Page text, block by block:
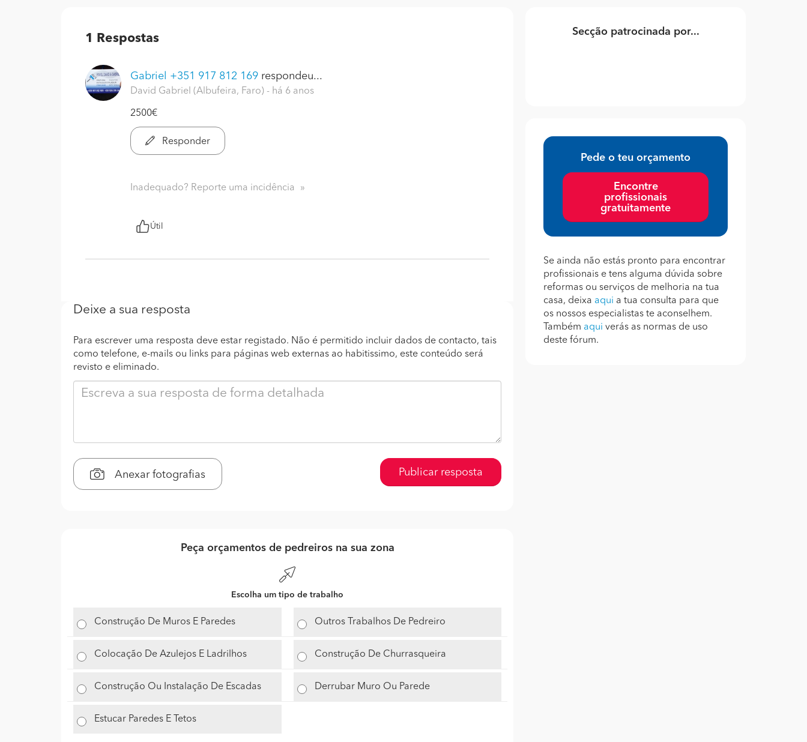
1 Respostas
Gabriel +351 917 812 169 respondeu...
David Gabriel (Albufeira, Faro) - há 6 anos
2500€
Responder
Inadequado? Reporte uma incidência
Útil
Deixe a sua resposta
Para escrever uma resposta deve estar registado. Não é permitido incluir dados de contacto, tais
como telefone, e-mails ou links para páginas web externas ao habitissimo, este conteúdo será
revisto e eliminado.
Anexar fotografias Publicar resposta
Peça orçamentos de pedreiros na sua zona
Escolha um tipo de trabalho
Construção De Muros E Paredes Outros Trabalhos De Pedreiro
Colocação De Azulejos E Ladrilhos Construção De Churrasqueira
Construção Ou Instalação De Escadas Derrubar Muro Ou Parede
Estucar Paredes E Tetos
Secção patrocinada por...
Pede o teu orçamento
Encontre
profissionais
gratuitamente
Se ainda não estás pronto para encontrar
profissionais e tens alguma dúvida sobre
reformas ou serviços de melhoria na tua
casa, deixa aqui a tua consulta para que
os nossos especialistas te aconselhem.
Também aqui verás as normas de uso
deste fórum.